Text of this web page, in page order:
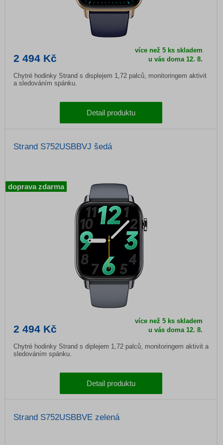
2 494 Kč
více než 5 ks skladem
u vás doma12. 8.
Chytré hodinky Strand s displejem 1,72 palců, monitoringem aktivit
a sledováním spánku.
Detail produktu
Strand S752USBBVJ šedá
2 494 Kč
více než 5 ks skladem
u vás doma12. 8.
Chytré hodinky Strand s diplejem 1,72 palců, monitoringem aktivit a
sledováním spánku.
Detail produktu
doprava zdarma
Strand S752USBBVE zelená